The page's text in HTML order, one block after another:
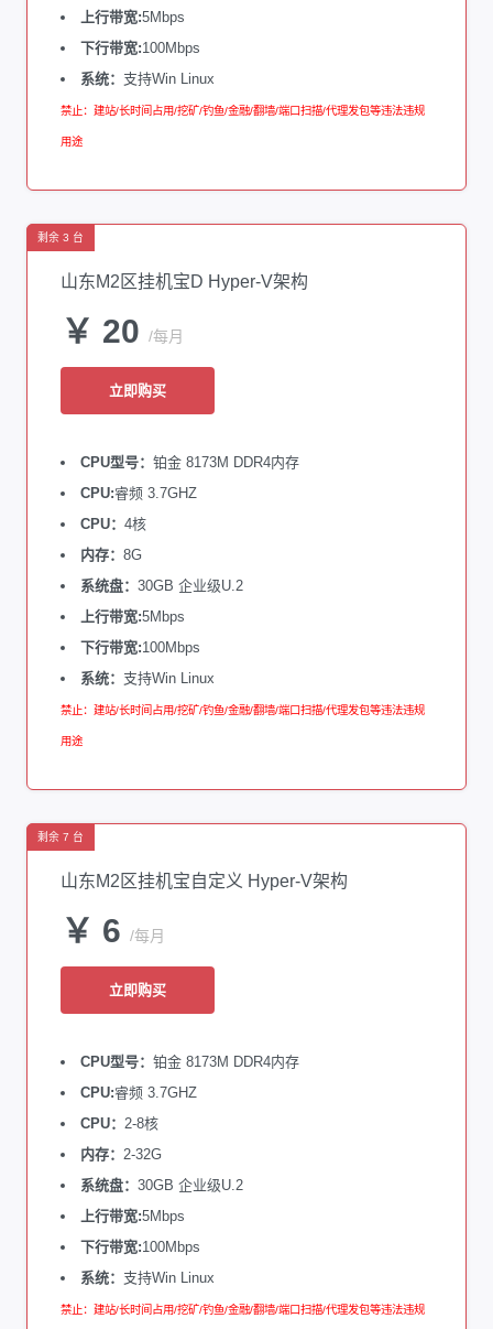
上行带宽:5Mbps
下行带宽:100Mbps
系统： 支持Win Linux
禁止：建站/长时间占用/挖矿/钓鱼/金融/翻墙/端口扫描/代理发包等违法违规
用途
剩余 3 台
山东M2区挂机宝D Hyper-V架构
￥ 20 /每月
立即购买
CPU型号： 铂金 8173M DDR4内存
CPU:睿频 3.7GHZ
CPU： 4核
内存： 8G
系统盘： 30GB 企业级U.2
上行带宽:5Mbps
下行带宽:100Mbps
系统： 支持Win Linux
禁止：建站/长时间占用/挖矿/钓鱼/金融/翻墙/端口扫描/代理发包等违法违规
用途
剩余 7 台
山东M2区挂机宝自定义 Hyper-V架构
￥ 6 /每月
立即购买
CPU型号： 铂金 8173M DDR4内存
CPU:睿频 3.7GHZ
CPU： 2-8核
内存： 2-32G
系统盘： 30GB 企业级U.2
上行带宽:5Mbps
下行带宽:100Mbps
系统： 支持Win Linux
禁止：建站/长时间占用/挖矿/钓鱼/金融/翻墙/端口扫描/代理发包等违法违规